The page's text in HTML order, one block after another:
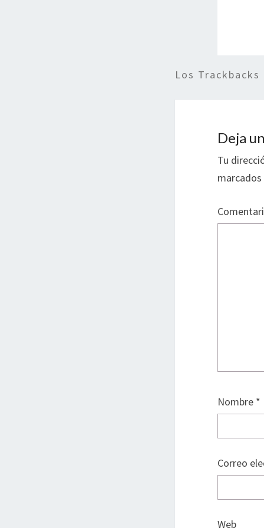
Los
Deja
Tu
Nombre *
Correo
Web